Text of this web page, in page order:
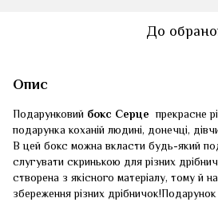
До
Опис
Подарунковий бокс Серце прекрасне
подарунка коханій людині, донечці,
В цей бокс можна вкласти будь-який
слугувати скринькою для різних
створена з якісного матеріалу, тому й
збереження різних